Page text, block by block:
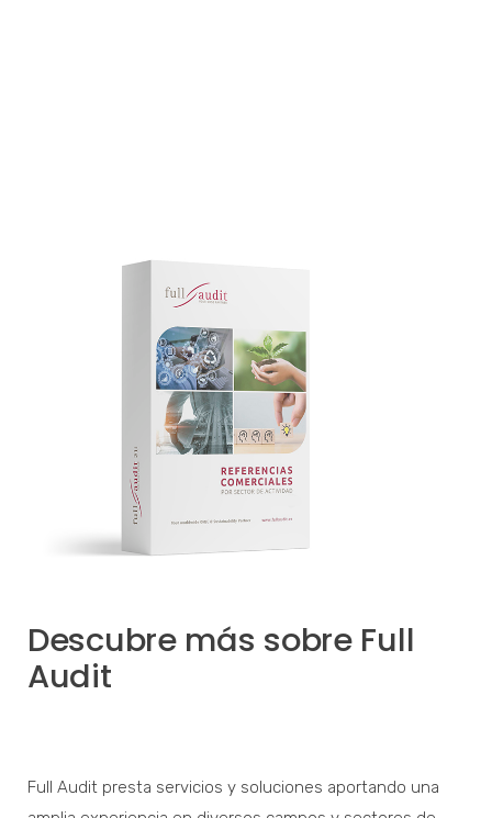
Descubre más sobre Full
Audit
Full Audit presta servicios y soluciones aportando una